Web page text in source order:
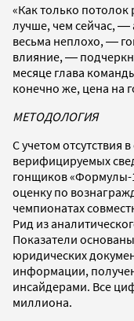
«Как только потолок
лучше, чем сейчас, ―
весьма неплохо, ―
влияние, ―
месяце глава
конечно же, цена на
МЕТОДОЛОГИЯ
С учетом отсутствия
верифицируемых
гонщиков «Формулы-
оценку по
чемпионатах
Рид из
Показатели
юридических
информации,
инсайдерами. Все
миллиона.